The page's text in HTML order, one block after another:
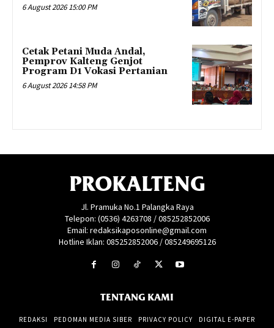
6 August 2026 15:00 PM
Cetak Petani Muda Andal,
Pemprov Kalteng Genjot
Program D1 Vokasi Pertanian
6 August 2026 14:58 PM
PROKALTENG
Jl. Pramuka No.1 Palangka Raya
Telepon: (0536) 4263708 / 085252852006
Email: redaksikaposonline@gmail.com
Hotline Iklan: 085252852006 / 085249695126
TENTANG KAMI
REDAKSI PEDOMAN MEDIA SIBER PRIVACY POLICY DIGITAL E-PAPER